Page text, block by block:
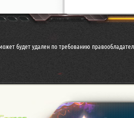
будет удален по требованию